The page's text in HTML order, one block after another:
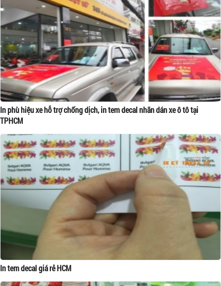
In phù hiệu xe hỗ trợ chống dịch, in tem decal nhãn dán xe ô tô tại
TPHCM
In tem decal giá rẻ HCM